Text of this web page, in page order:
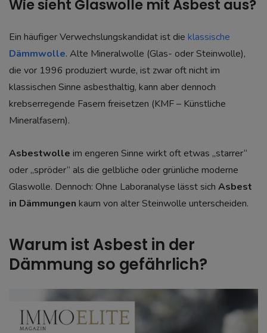
Wie sieht Glaswolle mit Asbest aus?
Ein häufiger Verwechslungskandidat ist die klassische
Dämmwolle. Alte Mineralwolle (Glas- oder Steinwolle),
die vor 1996 produziert wurde, ist zwar oft nicht im
klassischen Sinne asbesthaltig, kann aber dennoch
krebserregende Fasern freisetzen (KMF – Künstliche
Mineralfasern).
Asbestwolle im engeren Sinne wirkt oft etwas „starrer“
oder „spröder“ als die gelbliche oder grünliche moderne
Glaswolle. Dennoch: Ohne Laboranalyse lässt sich Asbest
in Dämmungen kaum von alter Steinwolle unterscheiden.
Warum ist Asbest in der
Dämmung so gefährlich?